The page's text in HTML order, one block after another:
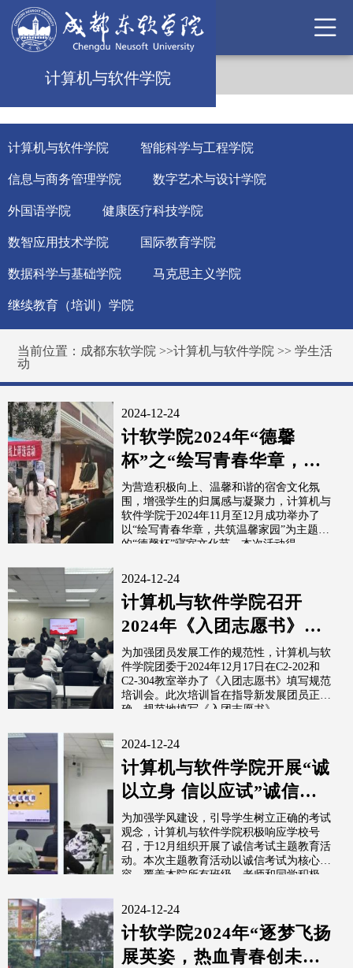
计算机与软件学院
计算机与软件学院 智能科学与工程学院
信息与商务管理学院 数字艺术与设计学院
外国语学院 健康医疗科技学院
数智应用技术学院 国际教育学院
数据科学与基础学院 马克思主义学院
继续教育（培训）学院
当前位置： 成都东软学院 >>计算机与软件学院 >>学生活
动
2024-12-24
计软学院2024年“德馨
杯”之“绘写青春华章，共
筑温馨家园”寝室文化节圆
满结束
为营造积极向上、温馨和谐的宿舍文化氛
围，增强学生的归属感与凝聚力，计算机与
软件学院于2024年11月至12月成功举办了
以“绘写青春华章，共筑温馨家园”为主题
的“德馨杯”寝室文化节。本次活动得...
2024-12-24
计算机与软件学院召开
2024年《入团志愿书》规
范填写培训会
为加强团员发展工作的规范性，计算机与软
件学院团委于2024年12月17日在C2-202和
C2-304教室举办了《入团志愿书》填写规范
培训会。此次培训旨在指导新发展团员正
确、规范地填写《入团志愿书》。
2024-12-24
计算机与软件学院开展“诚
以立身 信以应试”诚信考
试主题教育活动
为加强学风建设，引导学生树立正确的考试
观念，计算机与软件学院积极响应学校号
召，于12月组织开展了诚信考试主题教育活
动。本次主题教育活动以诚信考试为核心内
容，覆盖本院所有班级，老师和同学积极
2024-12-24
计软学院2024年“逐梦飞扬
展英姿，热血青春创未